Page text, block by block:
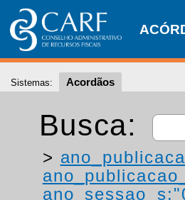
Sistemas: Acordãos
Busca:
>